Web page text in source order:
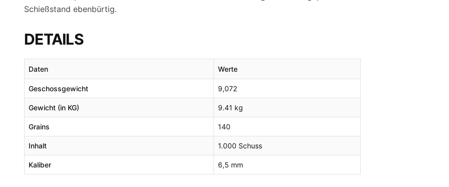
Schießstand ebenbürtig.
DETAILS
Daten Werte
Geschossgewicht 9,072
Gewicht (in KG) 9.41 kg
Grains 140
Inhalt 1.000 Schuss
Kaliber 6,5 mm